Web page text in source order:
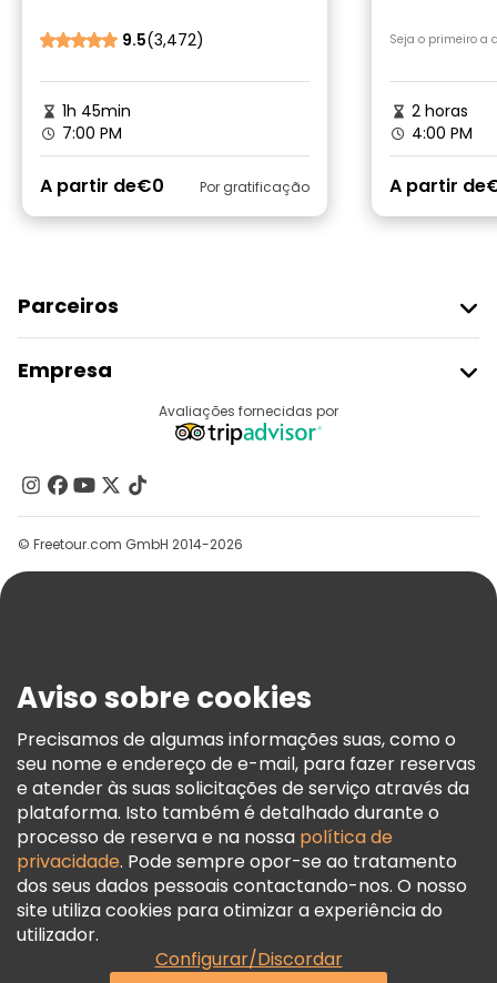
9.5(3,472)
1h 45min
7:00 PM
A partir de€0 Por gratificação
Seja o primeiro a
2 horas
4:00 PM
A partir de
Parceiros
Registo Do Fornecedor
Programa De Afiliados
Empresa
Contacte-Nos
Grupos
Ajuda
Termos E Informações Legais
Política De Cookies
Freetour Prémios
Programa De Fidelidade
Avaliações fornecidas por
© Freetour.com GmbH 2014-2026
Aviso sobre cookies
Precisamos de algumas informações suas, como o
seu nome e endereço de e-mail, para fazer reservas
e atender às suas solicitações de serviço através da
plataforma. Isto também é detalhado durante o
processo de reserva e na nossa política de
privacidade. Pode sempre opor-se ao tratamento
dos seus dados pessoais contactando-nos. O nosso
site utiliza cookies para otimizar a experiência do
utilizador.
Configurar/Discordar